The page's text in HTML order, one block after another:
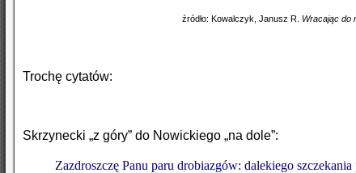
źródło: Kowalczyk, Janusz R. Wracając do
Trochę cytatów:
Skrzynecki „z góry” do Nowickiego „na dole”:
Zazdroszczę Panu paru drobiazgów: dalekiego